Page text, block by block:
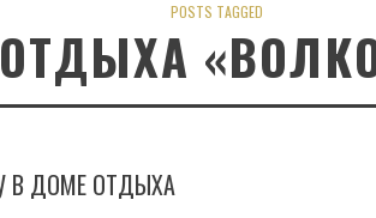
POSTS TAGGED
В ДОМЕ ОТДЫХА